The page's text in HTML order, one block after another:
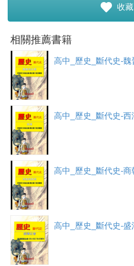
登入收藏
相關推薦書籍
高中_歷史_斷代史-魏
高中_歷史_斷代史-西
高中_歷史_斷代史-商
高中_歷史_斷代史-盛